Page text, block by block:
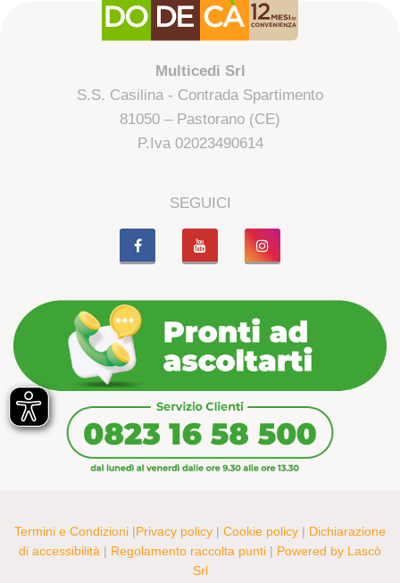
Multicedi Srl
S.S. Casilina - Contrada Spartimento
81050 – Pastorano (CE)
P.Iva 02023490614
SEGUICI
Termini e Condizioni |Privacy policy | Cookie policy | Dichiarazione
di accessibilità | Regolamento raccolta punti | Powered by Lascò
Srl